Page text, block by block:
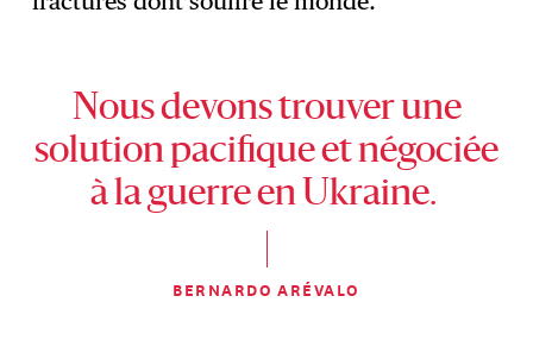
Nous devons trouver une
solution pacifique et négociée
à la guerre en Ukraine.
BERNARDO ARÉVALO